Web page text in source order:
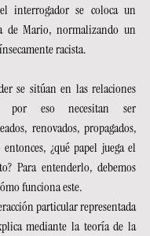
interrogador se coloca un
de Mario, normalizando un
racista.
se sitúan en las relaciones
por eso necesitan ser
renovados, propagados,
¿qué papel juega el
Para entenderlo, debemos
funciona este.
particular representada
por el humor se explica mediante la teoría de la